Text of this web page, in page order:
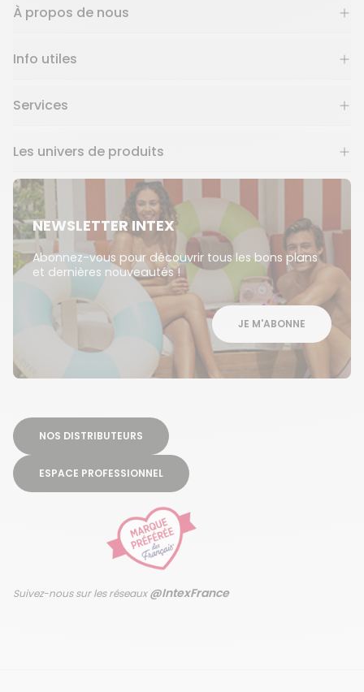
À propos de nous
Info utiles
Services
Les univers de produits
NEWSLETTER INTEX
Abonnez-vous pour découvrir tous les bons plans
et dernières nouveautés !
JE M'ABONNE
NOS DISTRIBUTEURS
ESPACE PROFESSIONNEL
Suivez-nous sur les réseaux@IntexFrance